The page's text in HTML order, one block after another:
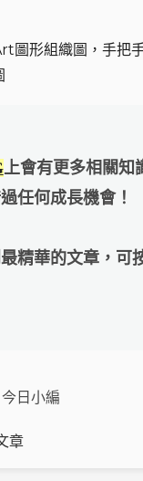
圖形組織圖，手把
上會有更多相關知
任何成長機會！
精華的文章，可
日小編
章